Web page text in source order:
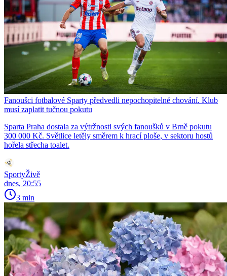
Fanoušci fotbalové Sparty předvedli nepochopitelné chování. Klub
musí zaplatit tučnou pokutu
Sparta Praha dostala za výtržnosti svých fanoušků v Brně pokutu
300 000 Kč. Světlice letěly směrem k hrací ploše, v sektoru hostů
hořela střecha toalet.
SportyŽivě
dnes, 20:55
3 min